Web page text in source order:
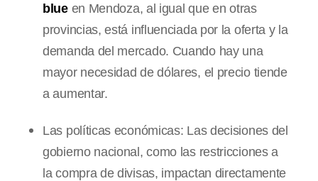
blueen Mendoza, al igual que en otras
provincias, está influenciada por la oferta y la
demanda del mercado. Cuando hay una
mayor necesidad de dólares, el precio tiende
a aumentar.
Las políticas económicas: Las decisiones del
gobierno nacional, como las restricciones a
la compra de divisas, impactan directamente